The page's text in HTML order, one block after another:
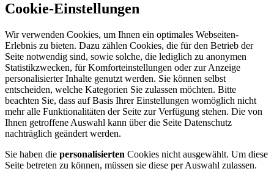
Cookie-Einstellungen
Wir verwenden Cookies, um Ihnen ein optimales Webseiten-
Erlebnis zu bieten. Dazu zählen Cookies, die für den Betrieb der
Seite notwendig sind, sowie solche, die lediglich zu anonymen
Statistikzwecken, für Komforteinstellungen oder zur Anzeige
personalisierter Inhalte genutzt werden. Sie können selbst
entscheiden, welche Kategorien Sie zulassen möchten. Bitte
beachten Sie, dass auf Basis Ihrer Einstellungen womöglich nicht
mehr alle Funktionalitäten der Seite zur Verfügung stehen. Die von
Ihnen getroffene Auswahl kann über die Seite Datenschutz
nachträglich geändert werden.
Sie haben die personalisierten Cookies nicht ausgewählt. Um diese
Seite betreten zu können, müssen sie diese per Auswahl zulassen.